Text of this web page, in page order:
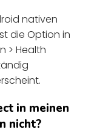
nativen
die Option in
> Health
in meinen
nicht?